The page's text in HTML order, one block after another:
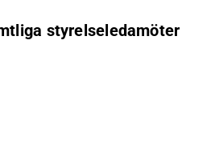
styrelseledamöter